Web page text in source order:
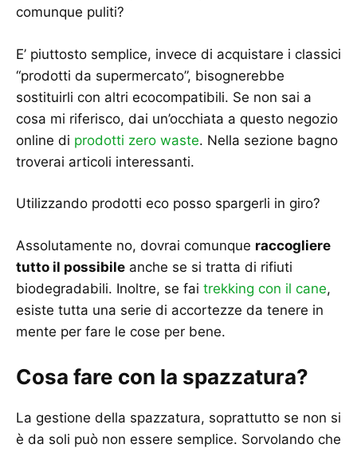
comunque puliti?
E’ piuttosto semplice, invece di acquistare i classici
“prodotti da supermercato”, bisognerebbe
sostituirli con altri ecocompatibili. Se non sai a
cosa mi riferisco, dai un’occhiata a questo negozio
online di prodotti zero waste. Nella sezione bagno
troverai articoli interessanti.
Utilizzando prodotti eco posso spargerli in giro?
Assolutamente no, dovrai comunque raccogliere
tutto il possibile anche se si tratta di rifiuti
biodegradabili. Inoltre, se fai trekking con il cane,
esiste tutta una serie di accortezze da tenere in
mente per fare le cose per bene.
Cosa fare con la spazzatura?
La gestione della spazzatura, soprattutto se non si
è da soli può non essere semplice. Sorvolando che